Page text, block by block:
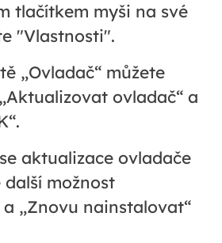
tlačítkem myši na své
"Vlastnosti".
„Ovladač“ můžete
ovladač“ a
aktualizace ovladače
další možnost
„Znovu nainstalovat“